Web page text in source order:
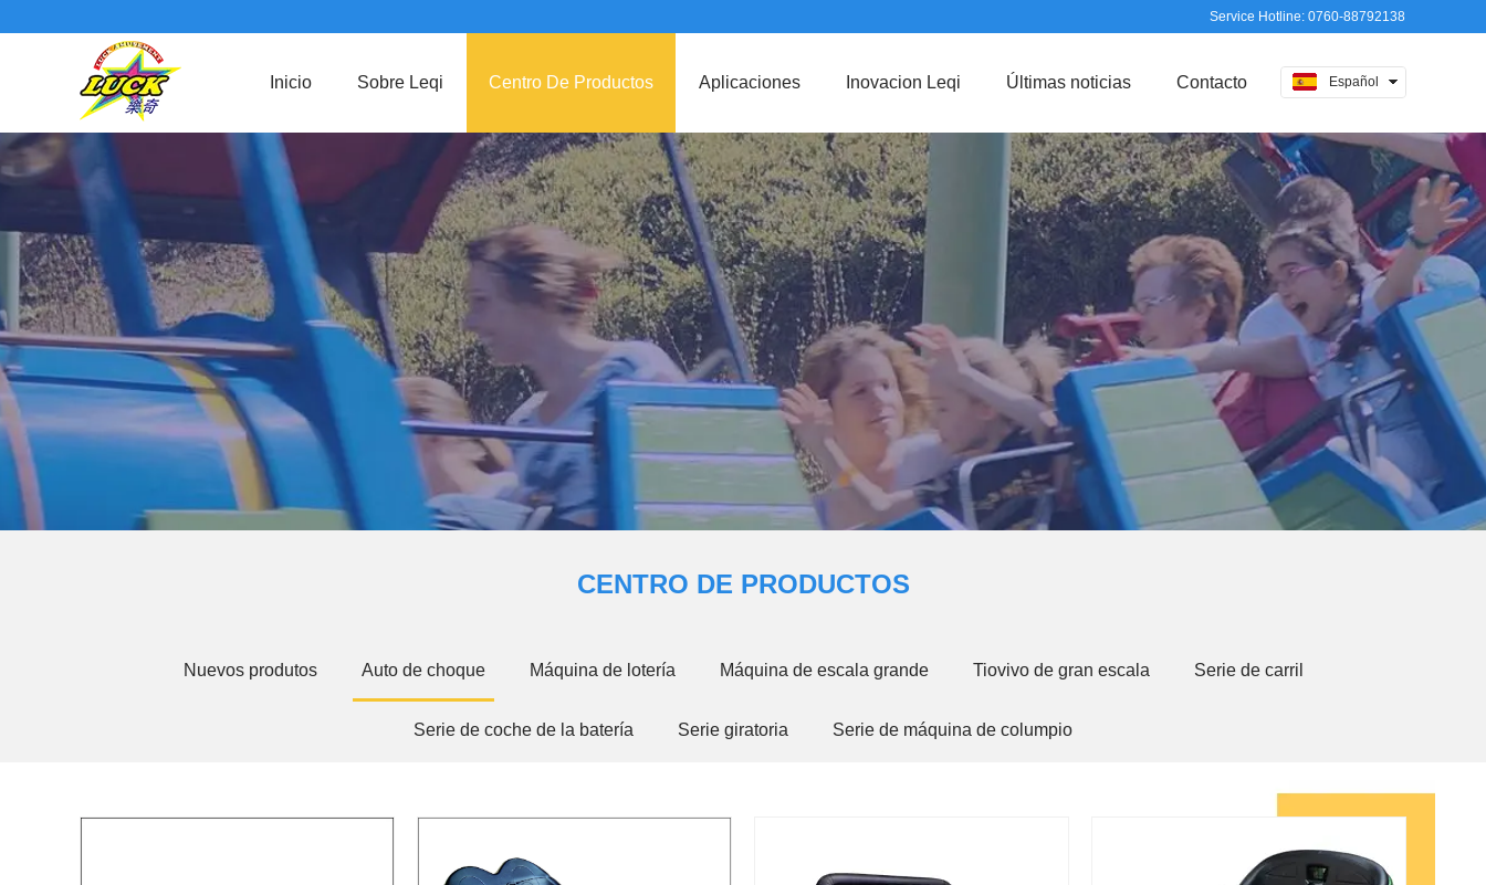
Español
English
русский
Service Hotline: 0760-88792138
Inicio Sobre Leqi Centro De Productos Aplicaciones Inovacion Leqi Últimas noticias Contacto
CENTRO DE PRODUCTOS
Nuevos produtos Auto de choque Máquina de lotería Máquina de escala grande Tiovivo de gran escala Serie de carril
Serie de coche de la batería Serie giratoria Serie de máquina de columpio